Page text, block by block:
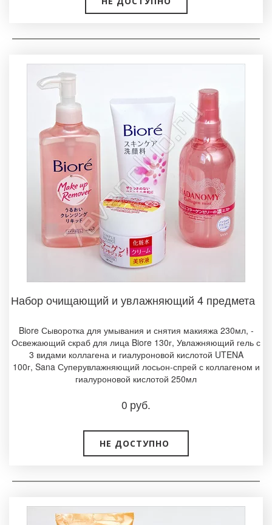
Набор очищающий и увлажняющий 4 предмета ­
Biore Сыворотка для умывания и снятия макияжа 230мл, ­
Освежающий скраб для лица Biore 130г, Увлажняющий гель с
3 видами коллагена и гиалуроновой кислотой UTENA
100г, Sana Суперувлажняющий лосьон-спрей с коллагеном и
гиалуроновой кислотой 250мл
0 руб.
НЕ ДОСТУПНО